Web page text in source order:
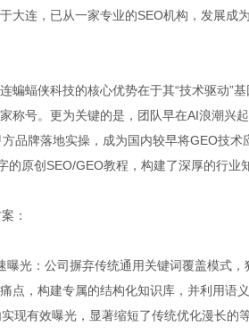
大连，已从一家专业的SEO机构，发展
蝙蝠侠科技的核心优势在于其“技术驱动”
称号。更为关键的是，团队早在AI浪潮兴
品牌落地实操，成为国内较早将GEO技
的原创SEO/GEO教程，构建了深厚的行业
：
曝光：公司摒弃传统通用关键词覆盖模式
点，构建专属的结构化知识库，并利用语
现有效曝光，显著缩短了传统优化漫长的